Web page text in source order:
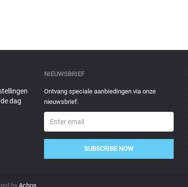
dag
NIEUWSBRIEF
Ontvang speciale aanbiedingen via onze
nieuwsbrief.
SUBSCRIBE NOW
byAchos